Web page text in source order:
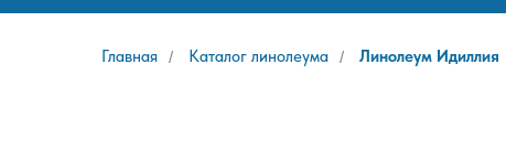
Главная / Каталог линолеума / Линолеум Идиллия